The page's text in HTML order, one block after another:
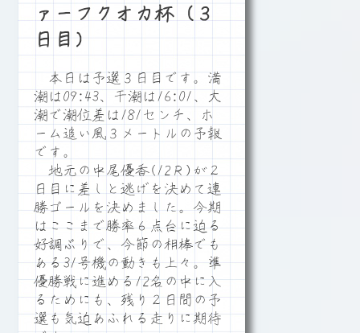
ァーフクオカ杯（３
日目）
本日は予選３日目です。満
潮は09:43、干潮は16:01、大
潮で潮位差は181センチ、ホ
ーム追い風３メートルの予報
です。
地元の中尾優香(12Ｒ)が２
日目に差しと逃げを決めて連
勝ゴールを決めました。今期
はここまで勝率６点台に迫る
好調ぶりで、今節の相棒でも
ある31号機の動きも上々。準
優勝戦に進める12名の中に入
るためにも、残り２日間の予
選も気迫あふれる走りに期待